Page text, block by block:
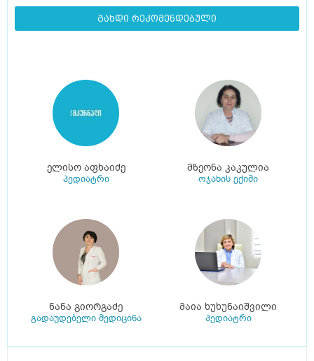
გახდი რეკომენდებული
ელისო აფხაიძე
პედიატრი
მზეონა კაკულია
ოჯახის ექიმი
ნანა გიორგაძე
გადაუდებელი მედიცინა
მაია ხუხუნაიშვილი
პედიატრი